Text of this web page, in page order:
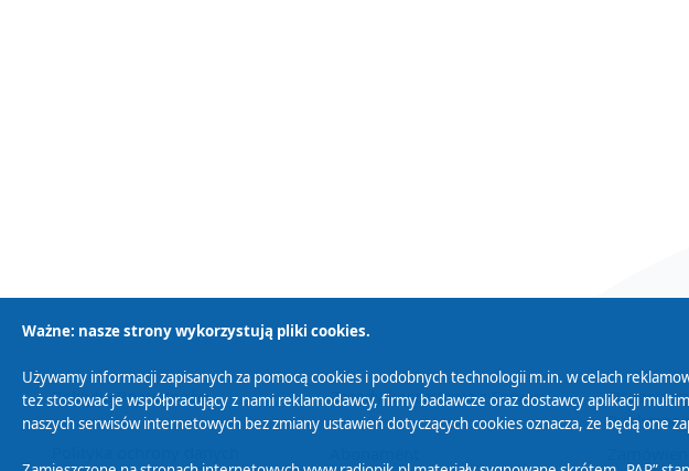
Polityka Prywatności Zasady korzystania z Serwisu
Ważne: nasze strony wykorzystują pliki cookies.
Używamy informacji zapisanych za pomocą cookies i podobnych technologii m.in. w celach
też stosować je współpracujący z nami reklamodawcy, firmy badawcze oraz dostawcy aplikacji
naszych serwisów internetowych bez zmiany ustawień dotyczących cookies oznacza, że będą one